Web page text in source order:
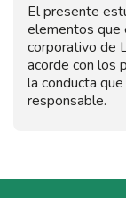
El presente
elementos que
corporativo de
acorde con los
la conducta
responsable.